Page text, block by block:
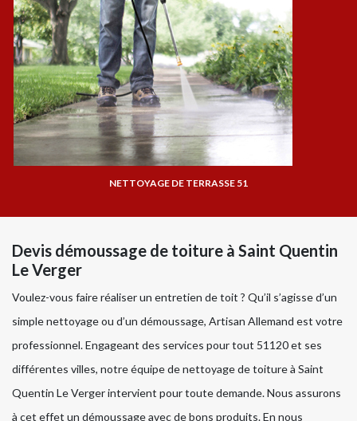
NETTOYAGE DE TERRASSE 51
Devis démoussage de toiture à Saint Quentin
Le Verger
Voulez-vous faire réaliser un entretien de toit ? Qu’il s’agisse d’un
simple nettoyage ou d’un démoussage, Artisan Allemand est votre
professionnel. Engageant des services pour tout 51120 et ses
différentes villes, notre équipe de nettoyage de toiture à Saint
Quentin Le Verger intervient pour toute demande. Nous assurons
à cet effet un démoussage avec de bons produits. En nous